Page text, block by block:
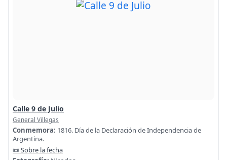
Calle 9 de Julio
General Villegas
Conmemora: 1816. Día de la Declaración de Independencia de
Argentina.
📜 Sobre la fecha